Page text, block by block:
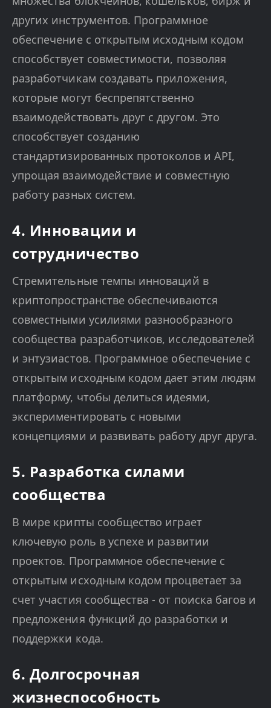
других инструментов. Программное
обеспечение с открытым исходным кодом
способствует совместимости, позволяя
разработчикам создавать приложения,
которые могут беспрепятственно
взаимодействовать друг с другом. Это
способствует созданию
стандартизированных протоколов и API,
упрощая взаимодействие и совместную
работу разных систем.
4. Инновации и
сотрудничество
Стремительные темпы инноваций в
криптопространстве обеспечиваются
совместными усилиями разнообразного
сообщества разработчиков, исследователей
и энтузиастов. Программное обеспечение с
открытым исходным кодом дает этим людям
платформу, чтобы делиться идеями,
экспериментировать с новыми
концепциями и развивать работу друг друга.
5. Разработка силами
сообщества
В мире крипты сообщество играет
ключевую роль в успехе и развитии
проектов. Программное обеспечение с
открытым исходным кодом процветает за
счет участия сообщества - от поиска багов и
предложения функций до разработки и
поддержки кода.
6. Долгосрочная
жизнеспособность